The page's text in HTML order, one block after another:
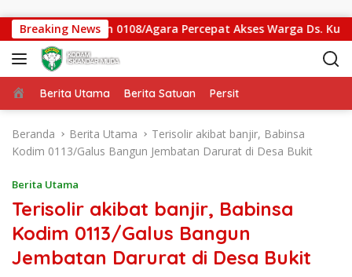
Breaking News
Kodim 0108/Agara Percepat Akses Warga Ds. Kuning
Beranda
Berita Utama Berita Satuan Persit
Beranda Berita Utama
Terisolir akibat banjir, Babinsa
Kodim 0113/Galus Bangun Jembatan Darurat di Desa Bukit
Berita Utama
Terisolir akibat banjir, Babinsa
Kodim 0113/Galus Bangun
Jembatan Darurat di Desa Bukit